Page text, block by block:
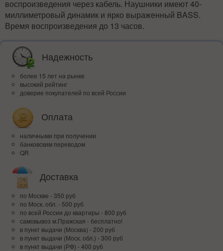
воспроизведения через кабель. Наушники имеют 40-
миллиметровый динамик и ярко выраженный BASS.
Время воспроизведения до 13 часов.
Надежность
более 15 лет на рынке
высокий рейтинг
доверие покупателей по всей России
Оплата
наличными при получении
банковским переводом
QR
Доставка
по Москве - 350 руб
по Моск. обл. - 500 руб
по всей Росcии до квартиры - 800 руб
самовывоз м.Пражская - бесплатно!
в пункт выдачи (Москва) - 200 руб
в пункт выдачи (Моск. обл.) - 300 руб
в пункт выдачи (РФ) - 400 руб